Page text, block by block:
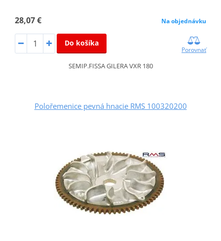
28,07 € Na objednávku
Do košíka
Porovnať
SEMIP.FISSA GILERA VXR 180
Polořemenice pevná hnacie RMS 100320200